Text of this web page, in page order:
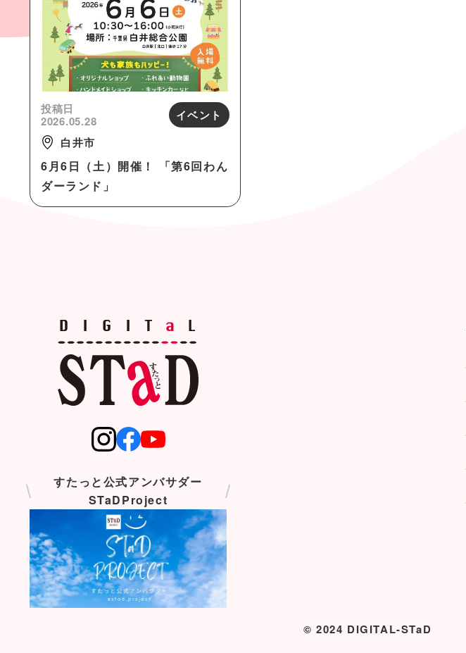
投稿日
2026.05.28
イベント
白井市
6月6日（土）開催！ 「第6回わん
ダーランド」
すたっと公式アンバサダー
STaDProject
© 2024 DIGITAL-STaD